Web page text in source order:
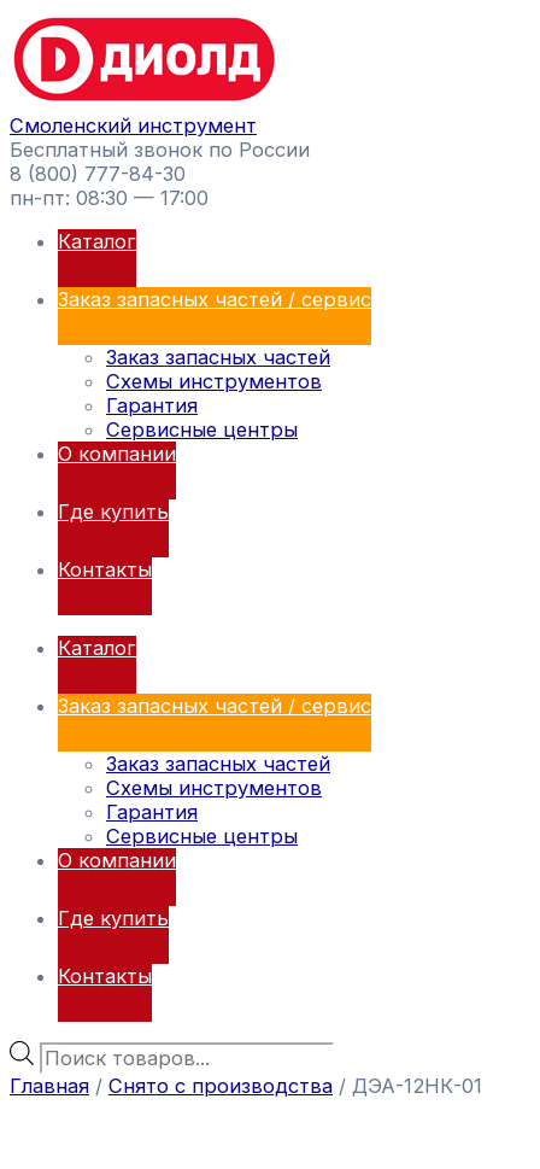
Перейти
к
содержимому
Смоленский инструмент
Бесплатный звонок по России
8 (800) 777-84-30
пн-пт: 08:30 — 17:00
Каталог
Заказ запасных частей / сервис
Заказ запасных частей
Схемы инструментов
Гарантия
Сервисные центры
О компании
Где купить
Контакты
Каталог
Заказ запасных частей / сервис
Заказ запасных частей
Схемы инструментов
Гарантия
Сервисные центры
О компании
Где купить
Контакты
Поиск
товаров
Главная / Снято с производства / ДЭА-12НК-01